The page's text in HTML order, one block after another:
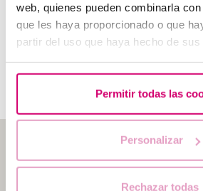
web, quienes pueden combinarla
que les haya proporcionado o que
partir del uso que haya hecho de
Permitir todas las
Personalizar
Rechazar todas
Edificio
Escoles Pies
Barcelona 08017
Tel:+34 934 176